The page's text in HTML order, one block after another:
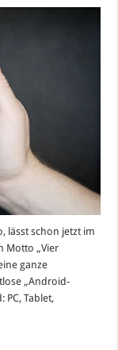
lässt schon jetzt im
Motto „Vier
ganze
„Android-
PC, Tablet,